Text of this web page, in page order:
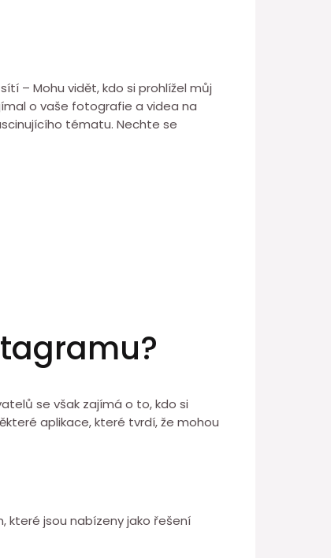
– Mohu vidět, kdo si prohlížel můj
o vaše fotografie a videa na
tématu. Nechte se
se však zajímá o to, kdo si
aplikace, které tvrdí, že mohou
které jsou nabízeny jako řešení